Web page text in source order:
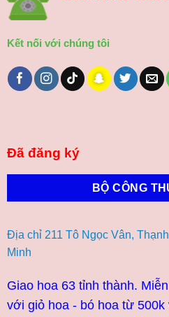
Kết nối với chúng tôi
Đã đăng ký
BỘ CÔNG
Địa chỉ 211 Tô Ngọc Vân,
Minh
Giao hoa 63 tỉnh thành.
với giỏ hoa - bó hoa từ